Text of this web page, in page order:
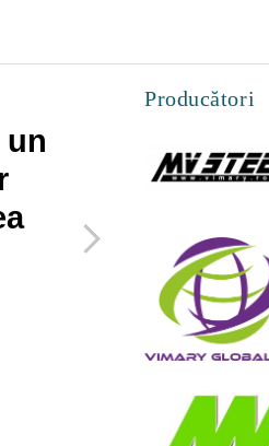
Cateva
care le
pentru a
spatiul
acasa
27 Februarie 2019
Producători